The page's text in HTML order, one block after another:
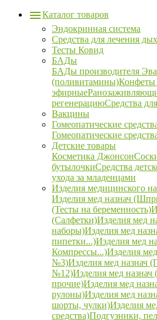
Каталог товаров
Эндокринная система
Средства для лечения
Тесты Ковид
БАДы
БАДы производителя
(поливитамины)Конфеты
эфирные
регенерациюСредства
Вакцины
Гомеопатические
Гомеопатические
Детские товары
Косметика Джонсон
бутылочкиСредства
ухода за младенцами
Изделия медицинского
Изделия мед назнач
(Тесты на беременность)
(Салфетки)Изделия мед
наборы)Изделия мед
пипетки...)Изделия мед
Компрессы...)Изделия
№3)Изделия мед назнач
№12)Изделия мед назнач
прочие)Изделия мед
рулоны)Изделия мед
шорты, чулки)Изделия
средства)Подгузники,